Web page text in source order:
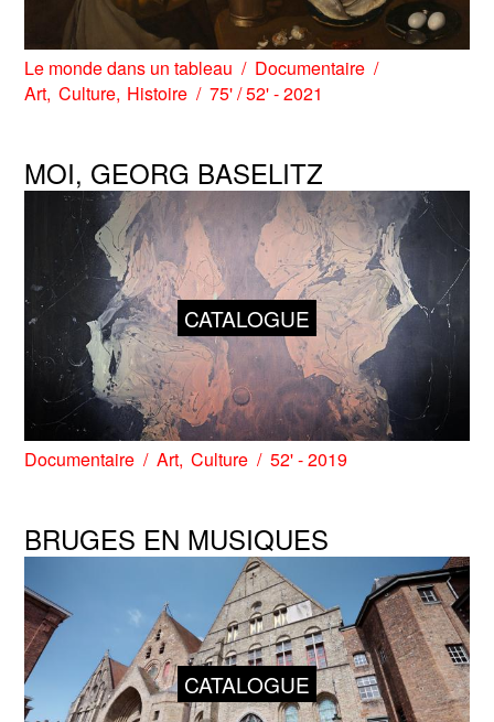
Le monde dans un tableau
Documentaire
Art Culture Histoire 75' / 52' - 2021
MOI, GEORG BASELITZ
CATALOGUE
Documentaire Art Culture 52' - 2019
BRUGES EN MUSIQUES
CATALOGUE